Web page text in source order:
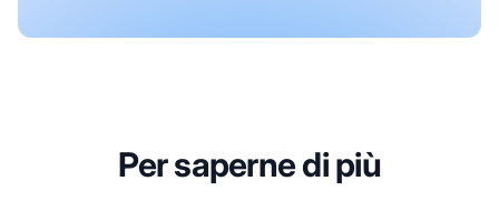
Per saperne di più